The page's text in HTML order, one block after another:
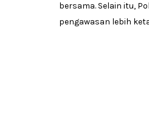
bersama. Selain itu,
pengawasan lebih